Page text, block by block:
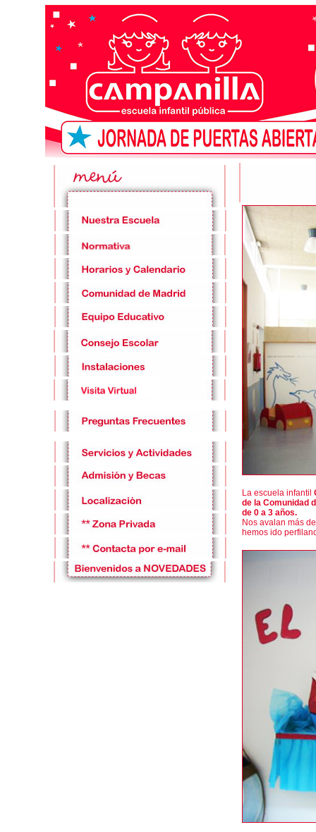
La escuela infantil
de la Comunidad
de 0 a 3 años.
Nos avalan más
hemos ido